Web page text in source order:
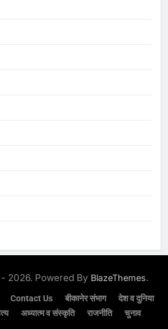
2026. Powered By BlazeThemes.
Contact Us बीकानेर संभाग
देश व दुनिया
अध्यात्म व संस्कृति राजनीति चुनाव